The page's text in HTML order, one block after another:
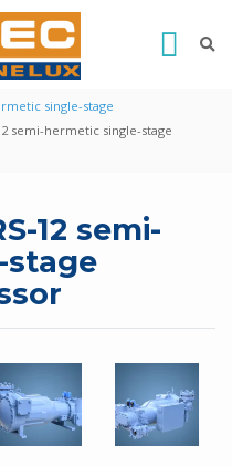
single-stage
semi-hermetic single-stage
12 semi-
stage